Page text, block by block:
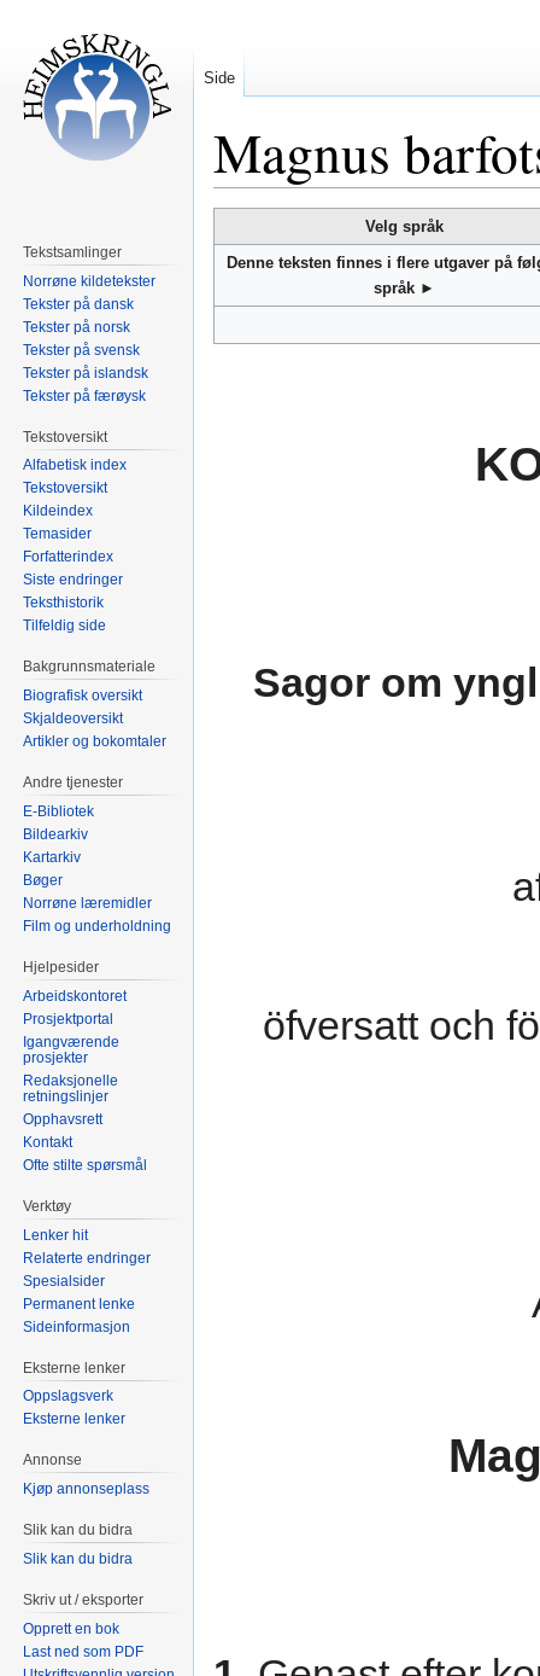
Magnus
til
navigering
til
søk
Velg språk
Denne teksten finnes i flere utgaver på
språk ►
Sagor om
öfversatt och
Side
Tekstsamlinger
Norrøne kildetekster
Tekster på dansk
Tekster på norsk
Tekster på svensk
Tekster på islandsk
Tekster på færøysk
Tekstoversikt
Alfabetisk index
Tekstoversikt
Kildeindex
Temasider
Forfatterindex
Siste endringer
Teksthistorik
Tilfeldig side
Bakgrunnsmateriale
Biografisk oversikt
Skjaldeoversikt
Artikler og bokomtaler
Andre tjenester
E-Bibliotek
Bildearkiv
Kartarkiv
Bøger
Norrøne læremidler
Film og underholdning
Hjelpesider
Arbeidskontoret
Prosjektportal
Igangværende
prosjekter
Redaksjonelle
retningslinjer
Opphavsrett
Kontakt
Ofte stilte spørsmål
Verktøy
Lenker hit
Relaterte endringer
Spesialsider
Permanent lenke
Sideinformasjon
Eksterne lenker
Oppslagsverk
Eksterne lenker
Annonse
Kjøp annonseplass
Slik kan du bidra
Slik kan du bidra
Skriv ut / eksporter
Opprett en bok
Last ned som PDF